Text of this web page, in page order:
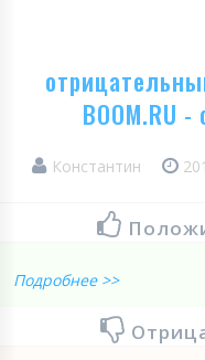
BOOM.RU
Константин
Подробнее >>